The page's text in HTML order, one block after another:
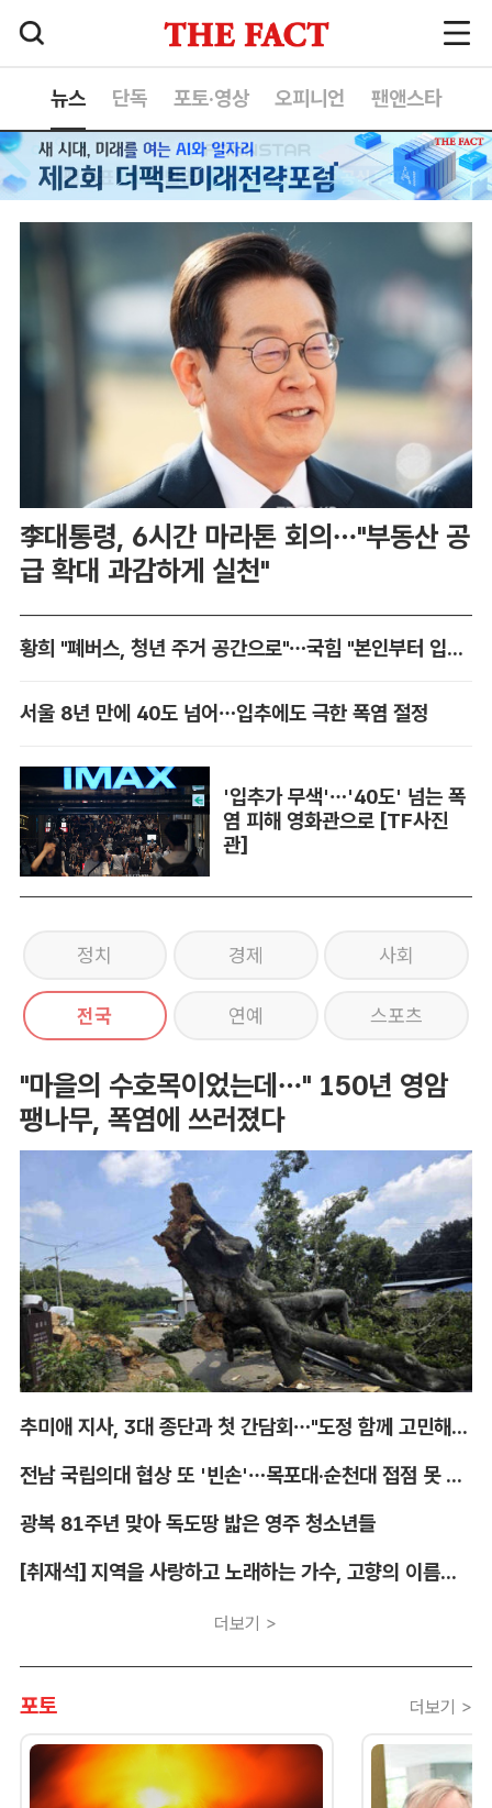
뉴스 단독 포토·영상 오피니언 팬앤스타
李대통령, 6시간 마라톤 회의…"부동산 공
급 확대 과감하게 실천"
황희 "폐버스, 청년 주거 공간으로"…국힘 "본인부터 입주하라"
서울 8년 만에 40도 넘어…입추에도 극한 폭염 절정
'입추가 무색'…'40도' 넘는 폭
염 피해 영화관으로 [TF사진
관]
정치 경제 사회
전국 연예 스포츠
"마을의 수호목이었는데…" 150년 영암
팽나무, 폭염에 쓰러졌다
추미애 지사, 3대 종단과 첫 간담회…"도정 함께 고민해달라"
전남 국립의대 협상 또 '빈손'…목포대·순천대 접점 못 찾아
광복 81주년 맞아 독도땅 밟은 영주 청소년들
[취재석] 지역을 사랑하고 노래하는 가수, 고향의 이름을 남긴다
더보기 >
포토 더보기 >